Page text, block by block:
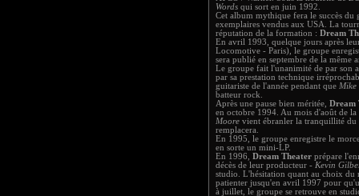
Words qui sort en juin 1992.
Cet album mythique fera le succès du
exemplaires vendus aux USA. La
réputation de la formation : Dream
En avril 1993, quelque jours après
Locomotive - Paris), le groupe
sera publié en septembre de la même
Le groupe fait l'unanimité de par son
par sa prestation technique
guitariste de l'année pendant que Mike
batteur rock.
Après une pause bien méritée, Dream
en octobre 1994. Au mois d'août de
Moore vient ébranler la tranquillité du
remplacera.
En 1995, le groupe enregistre le
en sorte un mini-LP.
En 1996, Dream Theater prépare
décès de leur producteur - Kevin
studio. L'hésitation quant au choix du
patienter jusqu'en avril 1997 pour
à juillet, le groupe se retrouve en